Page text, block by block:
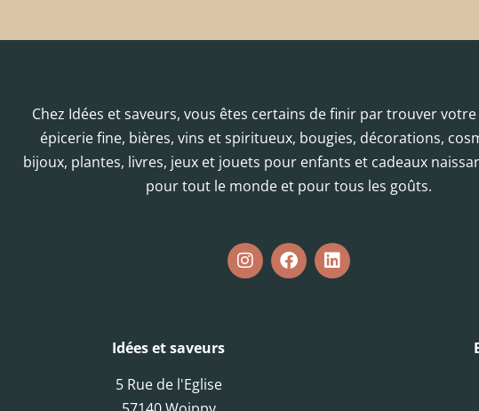
Chez Idées et saveurs, vous êtes certains de finir par trouver
épicerie fine, bières, vins et spiritueux, bougies, décorations,
bijoux, plantes, livres, jeux et jouets pour enfants et cadeaux
pour tout le monde et pour tous les goûts.
Idées et saveurs
5 Rue de l'Eglise